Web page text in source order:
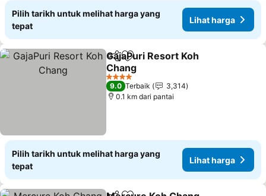
Pilih tarikh untuk melihat harga yang
tepat
Lihat harga
KongsiTambah ke favorit
GajaPuri Resort Koh
Chang
Lihat harga
4 Bintang
9.0 Terbaik
3,314
0.1 km dari pantai
Pilih tarikh untuk melihat harga yang
tepat
Lihat harga